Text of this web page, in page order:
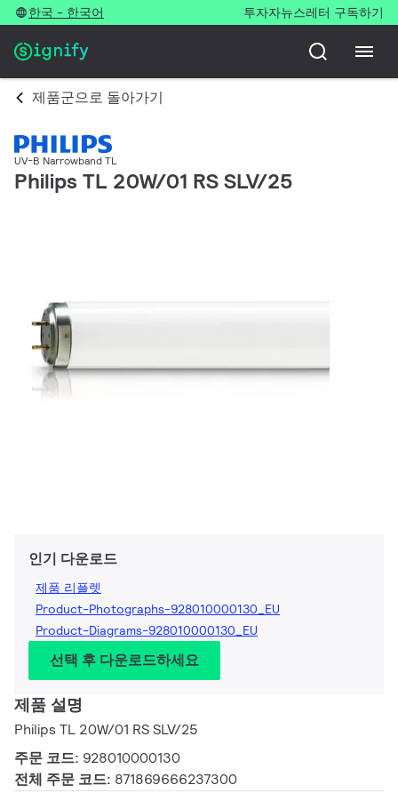
한국 - 한국어 투자자뉴스레터 구독하기
제품군으로 돌아가기
UV-B Narrowband TL
Philips TL 20W/01 RS SLV/25
인기 다운로드
제품 리플렛
Product-Photographs-928010000130_EU
Product-Diagrams-928010000130_EU
선택 후 다운로드하세요
제품 설명
Philips TL 20W/01 RS SLV/25
주문 코드: 928010000130
전체 주문 코드: 871869666237300